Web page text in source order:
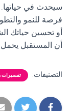
سيحدث في حياتها.
فرصة للنمو
أو تحسين حياتك
أن المستقبل
التصنيفات: تفسيرات